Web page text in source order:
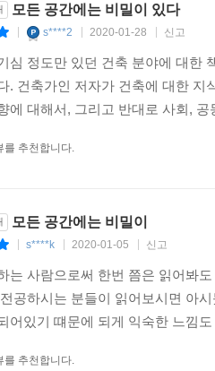
모든 공간에는 비밀이 있다
s****2 2020-01-28 신고
심 정도만 있던 건축 분야에 대한
. 건축가인 저자가 건축에 대한
에 대해서, 그리고 반대로 사회,
를 추천합니다.
모든 공간에는 비밀이
s****k 2020-01-05 신고
는 사람으로써 한번 쯤은 읽어봐
공하시는 분들이 읽어보시면 아
어있기 떄문에 되게 익숙한 느낌
를 추천합니다.